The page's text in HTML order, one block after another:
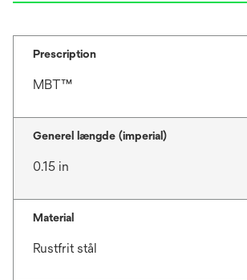
Prescription
MBT™
Generel længde (imperial)
0.15 in
Material
Rustfrit stål